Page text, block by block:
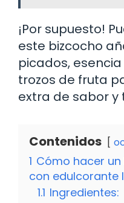
¡Por supuesto!
este bizcocho
picados,
trozos de fruta
extra de sabor y
Contenidos
1 Cómo hacer
con edulcorante
1.1 Ingredientes: